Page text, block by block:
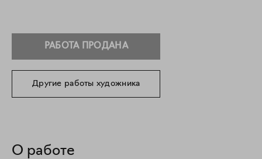
РАБОТА ПРОДАНА
Другие работы художника
О работе